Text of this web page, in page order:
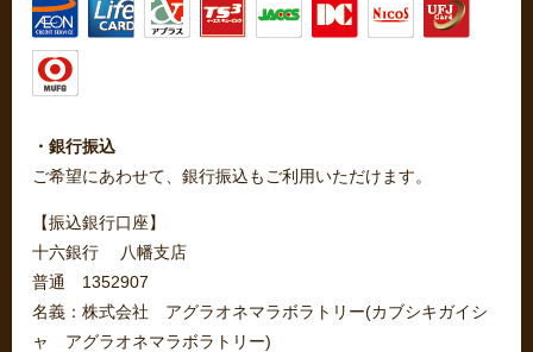
・銀行振込
ご希望にあわせて、銀行振込もご利用いただけます。
【振込銀行口座】
十六銀行 八幡支店
普通 1352907
名義：株式会社 アグラオネマラボラトリー(カブシキガイシ
ャ アグラオネマラボラトリー)